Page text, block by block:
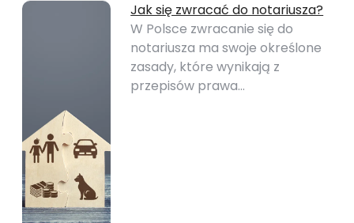
Jak się zwracać do notariusza?
W Polsce zwracanie się do
notariusza ma swoje określone
zasady, które wynikają z
przepisów prawa…